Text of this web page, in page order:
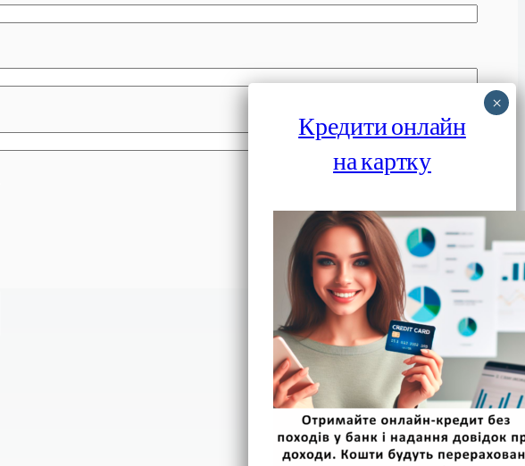
Фінанси IN UA
вулиця Хрещатик, 14
Київ, 01001
Україна
Кредити онлайн
на картку